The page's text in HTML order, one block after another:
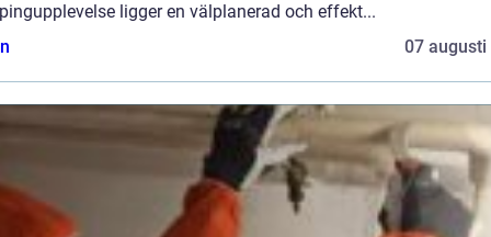
ligger en välplanerad och effekt...
07 augusti